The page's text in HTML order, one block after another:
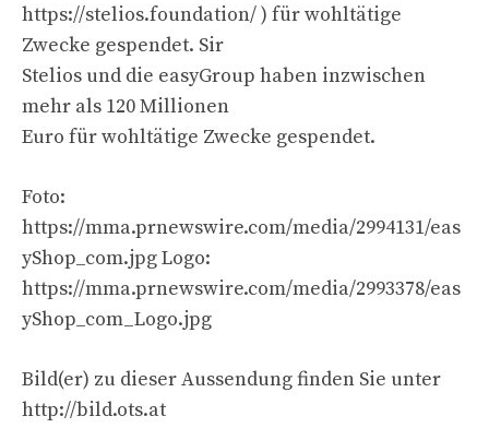
https://stelios.foundation/ ) für wohltätige
Zwecke gespendet. Sir
Stelios und die easyGroup haben inzwischen
mehr als 120 Millionen
Euro für wohltätige Zwecke gespendet.
Foto:
https://mma.prnewswire.com/media/2994131/eas
yShop_com.jpg Logo:
https://mma.prnewswire.com/media/2993378/eas
yShop_com_Logo.jpg
Bild(er) zu dieser Aussendung finden Sie unter
http://bild.ots.at